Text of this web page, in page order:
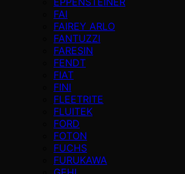
FAI
FAIREY ARLO
FANTUZZI
FARESIN
FENDT
FIAT
FINI
FLEETRITE
FLUITEK
FORD
FOTON
FUCHS
FURUKAWA